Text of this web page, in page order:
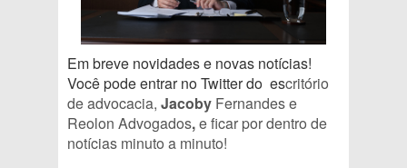
Em breve novidades e novas notícias!
Você pode entrar no Twitter do escritório
deadvocacia, Jacoby Fernandes e
Reolon Advogados,e ficar por dentro de
notícias minuto a minuto!